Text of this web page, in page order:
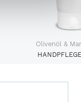
Olivenöl &